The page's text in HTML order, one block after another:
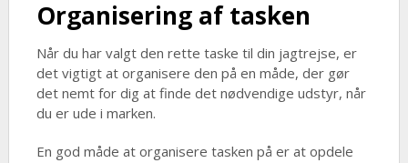
Organisering af tasken
Når du har valgt den rette taske til din jagtrejse, er
det vigtigt at organisere den på en måde, der gør
det nemt for dig at finde det nødvendige udstyr, når
du er ude i marken.
En god måde at organisere tasken på er at opdele